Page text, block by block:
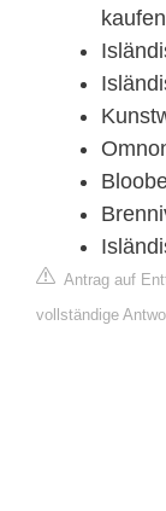
Antrag auf
vollständige